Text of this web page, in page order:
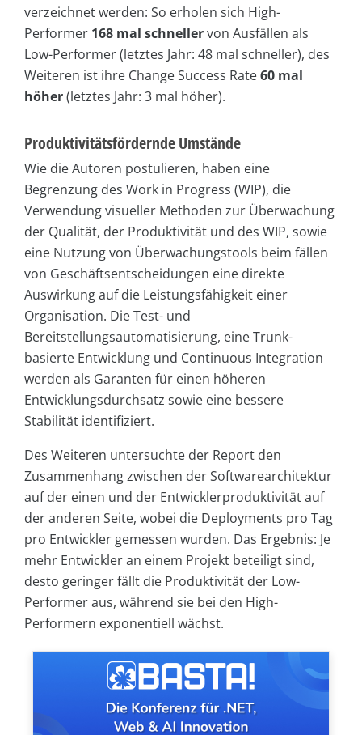
verzeichnet werden: So erholen sich High-
Performer 168 mal schnellervon Ausfällen als
Low-Performer (letztes Jahr: 48 mal schneller), des
Weiteren ist ihre Change Success Rate60 mal
höher(letztes Jahr: 3 mal höher).
Produktivitätsfördernde Umstände
Wie die Autoren postulieren, haben eine
Begrenzung des Work in Progress (WIP), die
Verwendung visueller Methoden zur Überwachung
der Qualität, der Produktivität und des WIP, sowie
eine Nutzung von Überwachungstools beim fällen
von Geschäftsentscheidungen eine direkte
Auswirkung auf die Leistungsfähigkeit einer
Organisation. Die Test- und
Bereitstellungsautomatisierung, eine Trunk-
basierte Entwicklung und Continuous Integration
werden als Garanten für einen höheren
Entwicklungsdurchsatz sowie eine bessere
Stabilität identifiziert.
Des Weiteren untersuchte der Report den
Zusammenhang zwischen der Softwarearchitektur
auf der einen und der Entwicklerproduktivität auf
der anderen Seite, wobei die Deployments pro Tag
pro Entwickler gemessen wurden. Das Ergebnis: Je
mehr Entwickler an einem Projekt beteiligt sind,
desto geringer fällt die Produktivität der Low-
Performer aus, während sie bei den High-
Performern exponentiell wächst.